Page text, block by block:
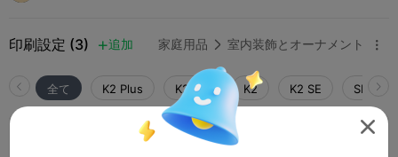
印刷設定 (3) 追加 家庭用品  室内装飾とオーナメント 
全て K2 Plus K2 Pro K2 K2 SE
0.2mm layer, 2 walls, 15% infill
5.0
